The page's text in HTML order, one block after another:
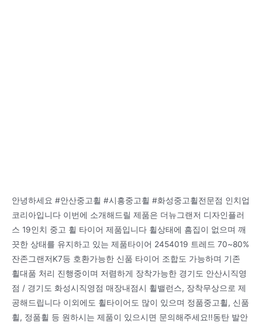
안녕하세요 #안산중고휠 #시흥중고휠 #화성중고휠전문점 인치업
코리아입니다 이번에 소개해드릴 제품은 더뉴그랜저 디자인플러
스 19인치 중고 휠 타이어 제품입니다 휠상태에 흠집이 없으며 깨
끗한 상태를 유지하고 있는 제품타이어 2454019 트레드 70~80%
잔존그랜저K7등 호환가능한 신품 타이어 조합도 가능하며 기존
휠대품 처리 진행중이며 저렴하게 장착가능한 경기도 안산시직영
점 / 경기도 화성시직영점 매장내점시 휠밸런스, 장착무상으로 제
공해드립니다 이외에도 휠타이어도 많이 있으며 정품중고휠, 신품
휠, 정품휠 등 원하시는 제품이 있으시면 문의해주세요!!동탄 발안